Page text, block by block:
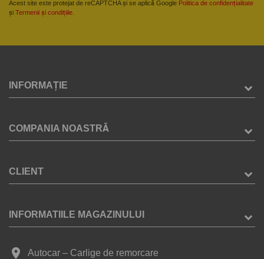
Acest site este protejat de reCAPTCHA și se aplică Google Politica de confidențialitate
și Termenii și condițiile
INFORMAȚIE
COMPANIA NOASTRĂ
CLIENT
INFORMATIILE MAGAZINULUI
place Autocar – Carlige de remorcare